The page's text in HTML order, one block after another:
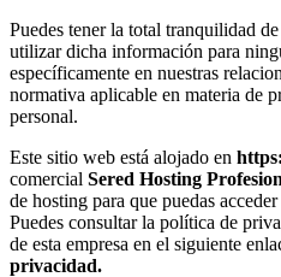
Puedes tener la total tranquilidad
utilizar dicha información para
específicamente en nuestras
normativa aplicable en materia de
personal.
Este sitio web está alojado en
comercial Sered Hosting
de hosting para que puedas
Puedes consultar la política de
de esta empresa en el siguiente
privacidad.